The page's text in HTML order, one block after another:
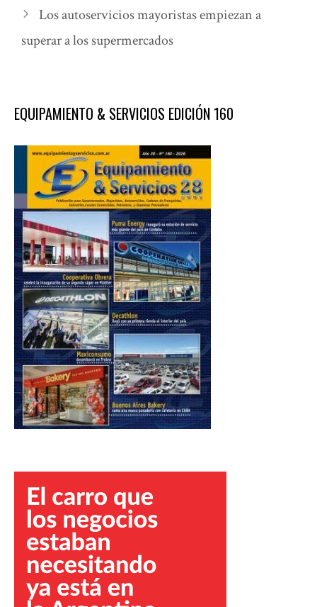
Los autoservicios mayoristas empiezan a
superar a los supermercados
EQUIPAMIENTO & SERVICIOS EDICIÓN 160